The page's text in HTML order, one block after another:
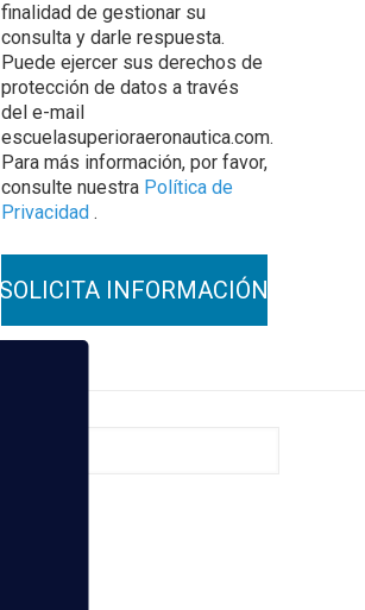
finalidad de gestionar su
consulta y darle respuesta.
Puede ejercer sus derechos de
protección de datos a través
del e-mail
escuelasuperioraeronautica.com.
Para más información, por favor,
consulte nuestra Política de
Privacidad .